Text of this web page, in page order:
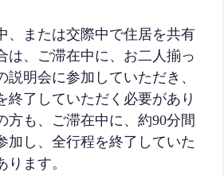
、または交際中で住居を共有
は、ご滞在中に、お二人揃っ
説明会に参加していただき、
終了していただく必要があり
方も、ご滞在中に、約90分間
加し、全行程を終了していた
ります。